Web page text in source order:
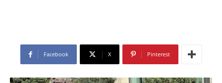
Facebook X Pinterest